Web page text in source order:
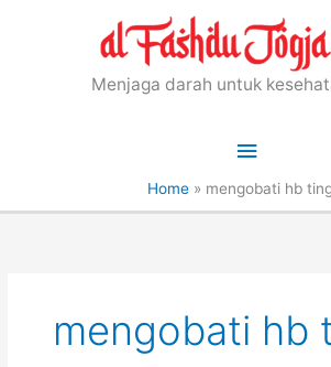
Menjaga darah untuk
Main
Menu
Home » mengobati hb
mengobati hb